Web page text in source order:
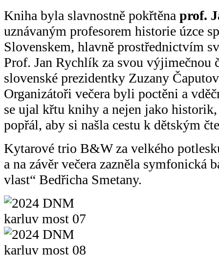
Kniha byla slavnostně pokřtěna prof.
uznávaným profesorem historie úzce
Slovenskem, hlavně prostřednictvím
Prof. Jan Rychlík za svou výjimečnou
slovenské prezidentky Zuzany
Organizátoři večera byli poctěni a
se ujal křtu knihy a nejen jako
popřál, aby si našla cestu k dětským
Kytarové trio B&W za velkého
a na závěr večera zazněla symfonická
vlast“ Bedřicha Smetany.